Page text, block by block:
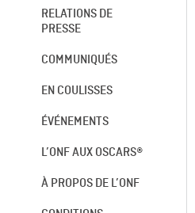
RELATIONS DE
PRESSE
COMMUNIQUÉS
EN COULISSES
ÉVÉNEMENTS
L’ONF AUX OSCARS®
À PROPOS DE L’ONF